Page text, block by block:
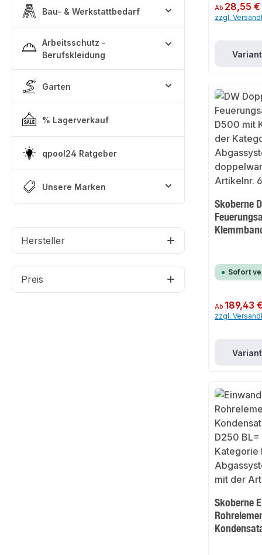
Bau- & Werkstattbedarf
Arbeitsschutz -
Berufskleidung
Garten
% Lagerverkauf
qpool24 Ratgeber
Unsere Marken
Hersteller
Preis
Regulärer Preis:
Ab 28,55 €
zzgl.
Skoberne
Sofort
Regulärer Preis:
Ab 189,43 €
zzgl.
Skoberne